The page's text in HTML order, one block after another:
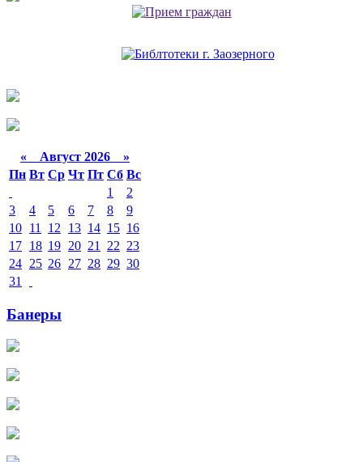
« Август 2026 »
Пн Вт Ср Чт Пт Сб Вс
1
2
3
4 5 6 7 8
9
10 11 12 13 14 15 16
17 18 19 20 21 22 23
24 25 26 27 28 29 30
31
Банеры